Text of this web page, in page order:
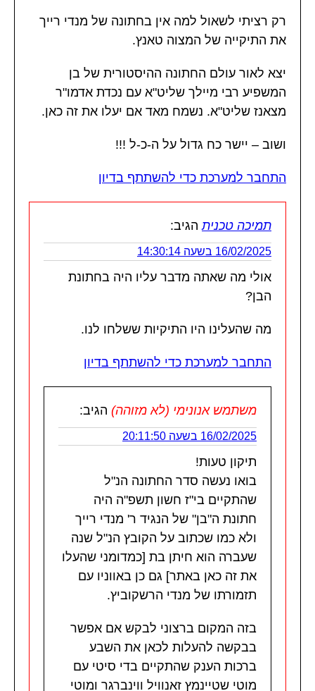
רק רציתי לשאול למה אין בחתונה של מנדי רייך
את התיקייה של המצוה טאנץ.
יצא לאור עולם החתונה ההיסטורית של בן
המשפיע רבי מיילך שליט"א עם נכדת אדמו"ר
מצאנז שליט"א. נשמח מאד אם יעלו את זה כאן.
ושוב – יישר כח גדול על ה-כ-ל !!!
התחבר למערכת כדי להשתתף בדיון
תמיכה טכנית הגיב:
16/02/2025 בשעה 14:30:14
אולי מה שאתה מדבר עליו היה בחתונת
הבן?
מה שהעלינו היו התיקיות ששלחו לנו.
התחבר למערכת כדי להשתתף בדיון
משתמש אנונימי (לא מזוהה) הגיב:
16/02/2025 בשעה 20:11:50
תיקון טעות!
בואו נעשה סדר החתונה הנ"ל
שהתקיים בי"ז חשון תשפ"ה היה
חתונת ה"בן" של הנגיד ר' מנדי רייך
ולא כמו שכתוב על הקובץ הנ"ל שנה
שעברה הוא חיתן בת [כמדומני שהעלו
את זה כאן באתר] גם כן באווניו עם
תזמורתו של מנדי הרשקוביץ.
בזה המקום ברצוני לבקש אם אפשר
בבקשה להעלות לכאן את השבע
ברכות הענק שהתקיים בדי סיטי עם
מוטי שטיינמץ זאנוויל ווינברגר ומוטי